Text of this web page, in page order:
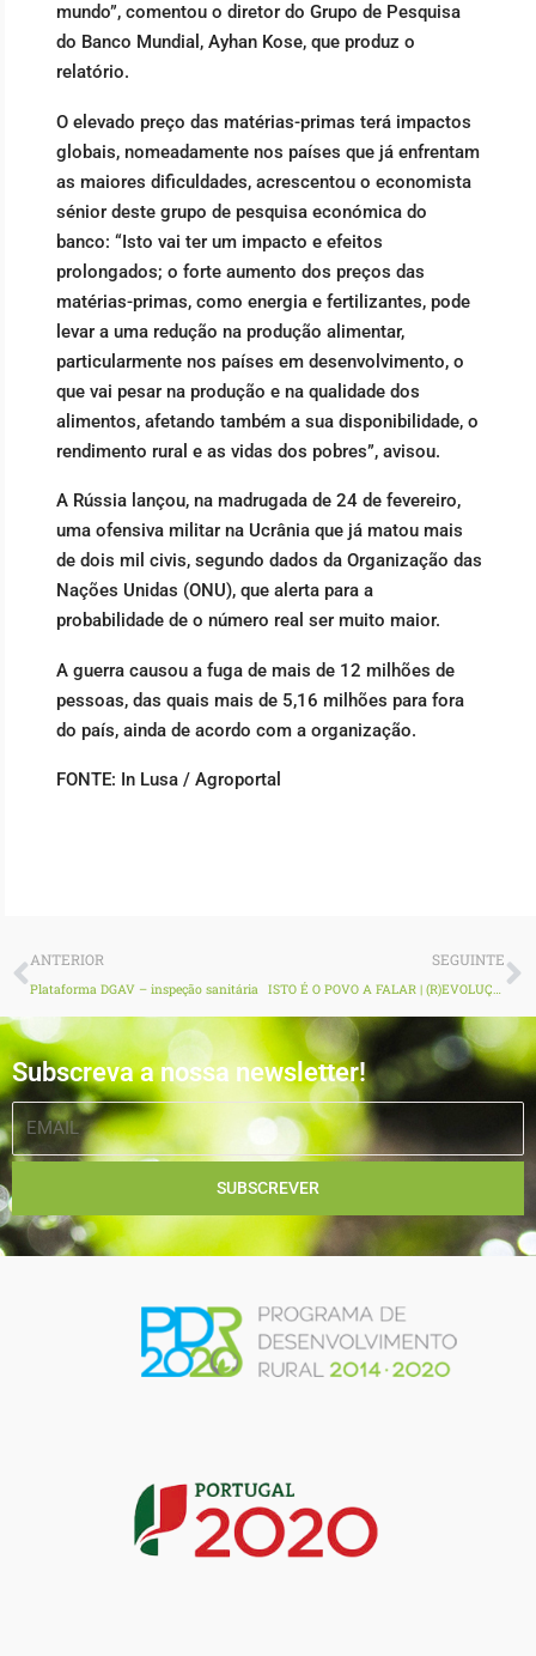
mundo”, comentou o diretor do Grupo de Pesquisa
do Banco Mundial, Ayhan Kose, que produz o
relatório.
O elevado preço das matérias-primas terá impactos
globais, nomeadamente nos países que já enfrentam
as maiores dificuldades, acrescentou o economista
sénior deste grupo de pesquisa económica do
banco: “Isto vai ter um impacto e efeitos
prolongados; o forte aumento dos preços das
matérias-primas, como energia e fertilizantes, pode
levar a uma redução na produção alimentar,
particularmente nos países em desenvolvimento, o
que vai pesar na produção e na qualidade dos
alimentos, afetando também a sua disponibilidade, o
rendimento rural e as vidas dos pobres”, avisou.
A Rússia lançou, na madrugada de 24 de fevereiro,
uma ofensiva militar na Ucrânia que já matou mais
de dois mil civis, segundo dados da Organização das
Nações Unidas (ONU), que alerta para a
probabilidade de o número real ser muito maior.
A guerra causou a fuga de mais de 12 milhões de
pessoas, das quais mais de 5,16 milhões para fora
do país, ainda de acordo com a organização.
FONTE: In Lusa / Agroportal
Prev
ANTERIOR
Plataforma DGAV – inspeção sanitária
SEGUINTE
Subscreva a nossa newsletter!
EMAIL
SUBSCREVER